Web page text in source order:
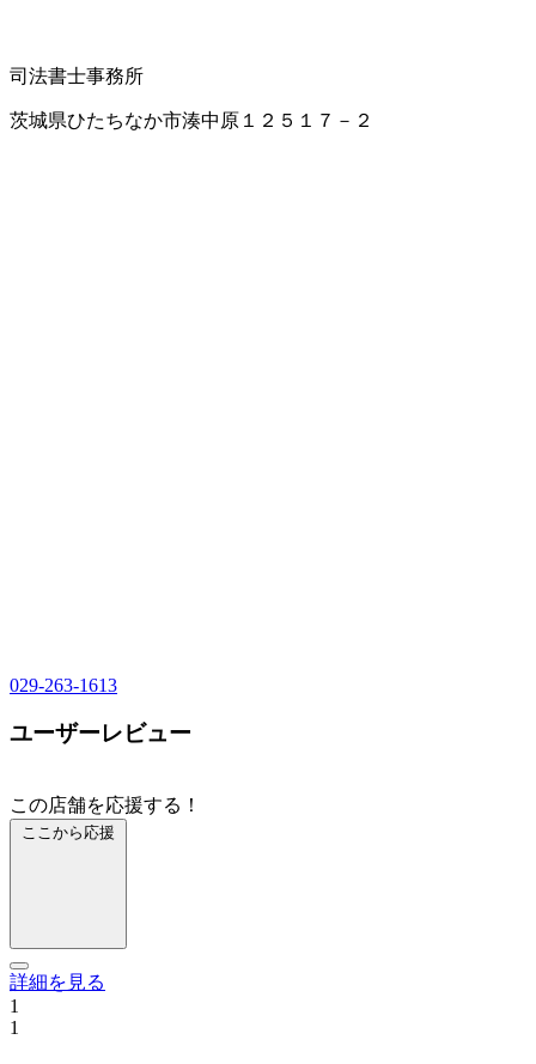
司法書士事務所
茨城県ひたちなか市湊中原１２５１７－２
029-263-1613
ユーザーレビュー
この店舗を応援する！
ここから応援
詳細を見る
1
1